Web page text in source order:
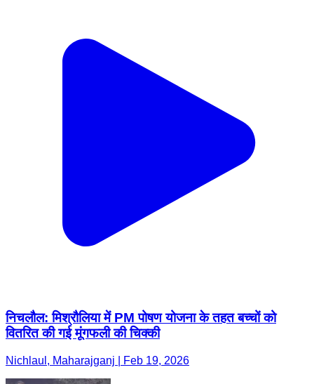
निचलौल: मिश्रौलिया में PM पोषण योजना के तहत बच्चों को
वितरित की गई मूंगफली की चिक्की
Nichlaul, Maharajganj | Feb 19, 2026